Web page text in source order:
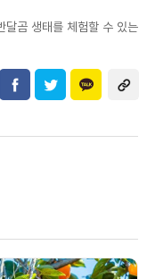
달곰 생태를 체험할 수 있는